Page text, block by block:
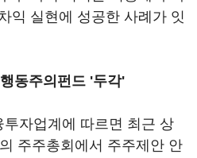
익 실현에 성공한 사례가 잇
동주의펀드 '두각'
투자업계에 따르면 최근 상
주주총회에서 주주제안 안